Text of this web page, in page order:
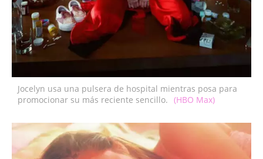
Jocelyn usa una pulsera de hospital mientras posa para
promocionar su más reciente sencillo. (HBO Max)